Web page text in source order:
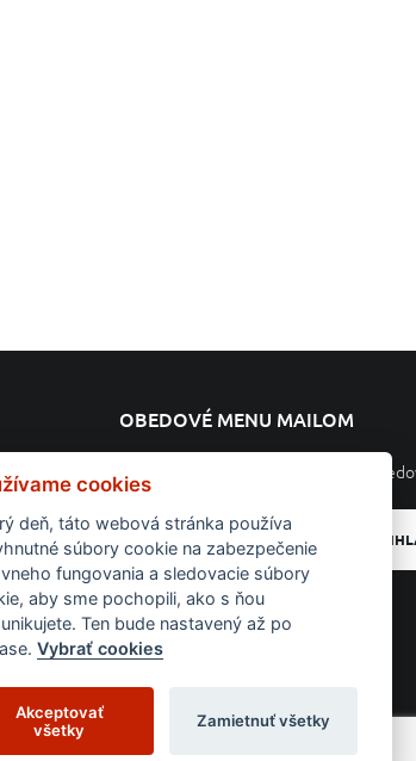
OBEDOVÉ MENU MAILOM
Prihláste sa k odberu týždenného
cookies
deň, táto webová stránka používa
súbory cookie na zabezpečenie
fungovania a sledovacie súbory
aby sme pochopili, ako s ňou
Ten bude nastavený až po
Vybrať cookies
Akceptovať
všetky
Zamietnuť všetky